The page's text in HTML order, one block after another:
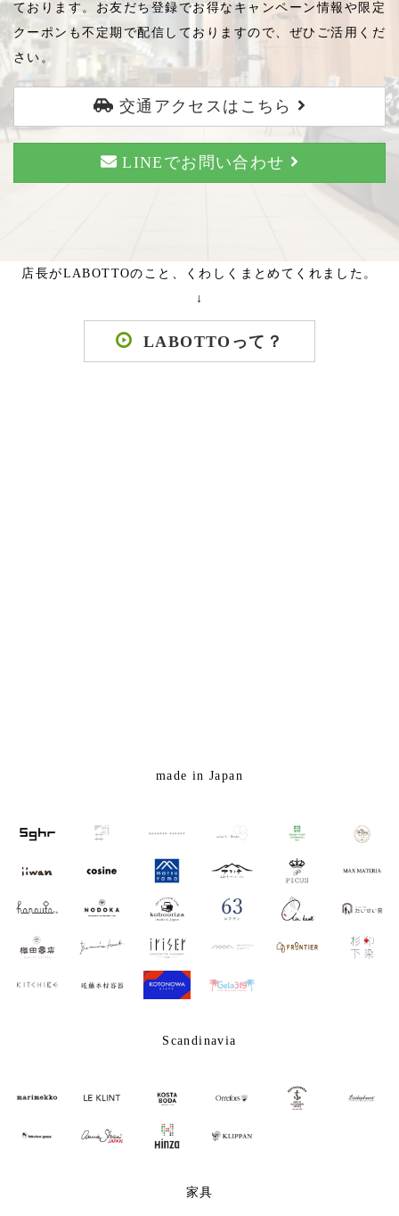
ております。お友だち登録でお得なキャンペーン情報や限定
クーポンも不定期で配信しておりますので、ぜひご活用くだ
さい。
交通アクセスはこちら
LINEでお問い合わせ
店長がLABOTTOのこと、くわしくまとめてくれました。
↓
LABOTTOって？
made in Japan
Scandinavia
家具